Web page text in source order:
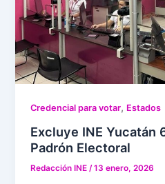
Credencial para votar, Estados
Excluye INE Yucatán
Padrón Electoral
Redacción INE/13 enero, 2026